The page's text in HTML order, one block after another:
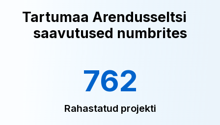
Tartumaa Arendusseltsi
saavutused numbrites
762
Rahastatud projekti